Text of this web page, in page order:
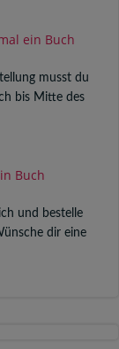
ein Buch
musst du
bis Mitte des
Buch
und bestelle
dir eine